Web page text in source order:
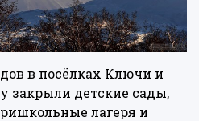
в посёлках Ключи и
закрыли детские сады,
лагеря и